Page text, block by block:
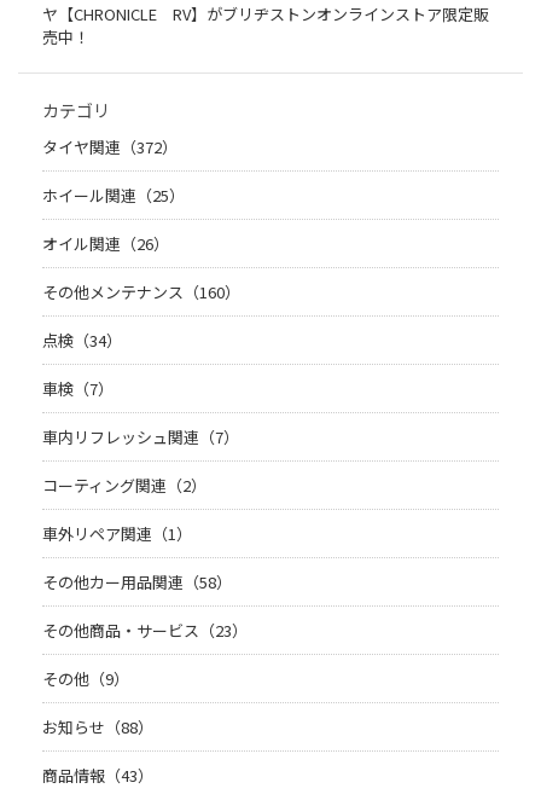
ヤ【CHRONICLE RV】がブリヂストンオンラインストア限定販
売中！
カテゴリ
タイヤ関連（372）
ホイール関連（25）
オイル関連（26）
その他メンテナンス（160）
点検（34）
車検（7）
車内リフレッシュ関連（7）
コーティング関連（2）
車外リペア関連（1）
その他カー用品関連（58）
その他商品・サービス（23）
その他（9）
お知らせ（88）
商品情報（43）